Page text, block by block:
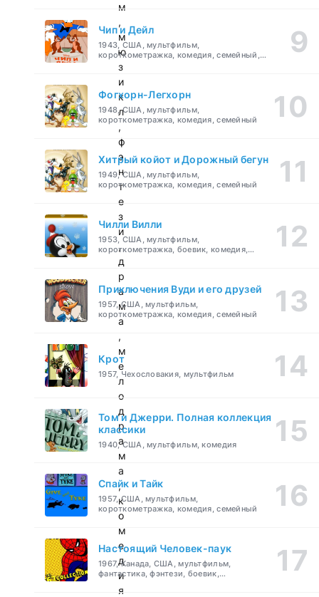
м
,
м
ю
з
и
к
л
,
ф
э
н
т
е
з
и
,
д
р
а
м
а
,
м
е
л
о
д
р
а
м
а
,
к
о
м
е
д
и
я
Чип и Дейл
1943, США, мультфильм,
короткометражка, комедия, семейный,
детский
Фогхорн-Легхорн
1948, США, мультфильм,
короткометражка, комедия, семейный
Хитрый койот и Дорожный бегун
1949, США, мультфильм,
короткометражка, комедия, семейный
Чилли Вилли
1953, США, мультфильм,
короткометражка, боевик, комедия,
приключения, семейный
Приключения Вуди и его друзей
1957, США, мультфильм,
короткометражка, комедия, семейный
Крот
1957, Чехословакия, мультфильм
Том и Джерри. Полная коллекция
классики
1940, США, мультфильм, комедия
Спайк и Тайк
1957, США, мультфильм,
короткометражка, комедия, семейный
Настоящий Человек-паук
1967, Канада, США, мультфильм,
фантастика, фэнтези, боевик,